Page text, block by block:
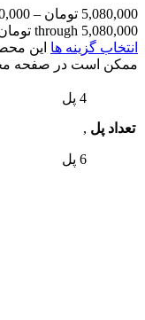
5,080,000 تومان –
through 5,080,000 تومان
انتخاب گزینه ها این
ممکن است در صفحه
تعداد پل
4 پل
,
6 پل